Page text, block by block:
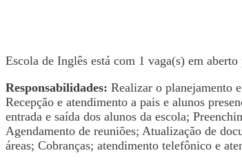
Escola de Inglês está com 1 vaga(s) em aberto
Responsabilidades: Realizar o planejamento
Recepção e atendimento a pais e alunos
entrada e saída dos alunos da escola;
Agendamento de reuniões; Atualização de
áreas; Cobranças; atendimento telefônico e